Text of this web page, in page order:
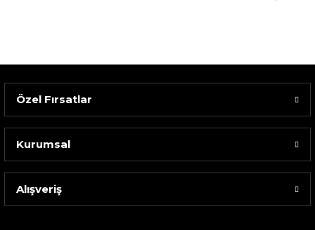
Sarev Elfıda Flanel Nevresim Takımı Çift Kişili...
Özel Fırsatlar
Kurumsal
Alışveriş